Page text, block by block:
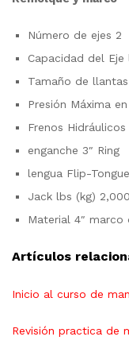
Número de ejes 2
Capacidad del Eje
Tamaño de llantas
Presión Máxima
Frenos Hidráulicos
enganche 3″ Ring
lengua Flip-Tongue
Jack lbs (kg)
Material 4″
Artículos
Inicio al curso de
Revisión practica de